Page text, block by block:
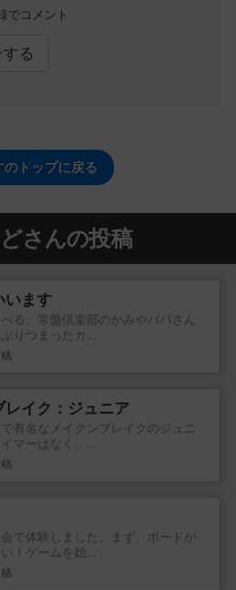
でコメント
る
のトップに戻る
さんの投稿
います
る、常盤倶楽部のかみやパパさん
りつまったカ...
レイク：ジュニア
有名なメイクンブレイクのジュニ
マーはなく、...
で体験しました。まず、ボードが
！ゲームを始...